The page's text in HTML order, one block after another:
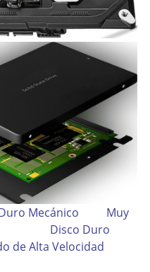
de Alta Velocidad